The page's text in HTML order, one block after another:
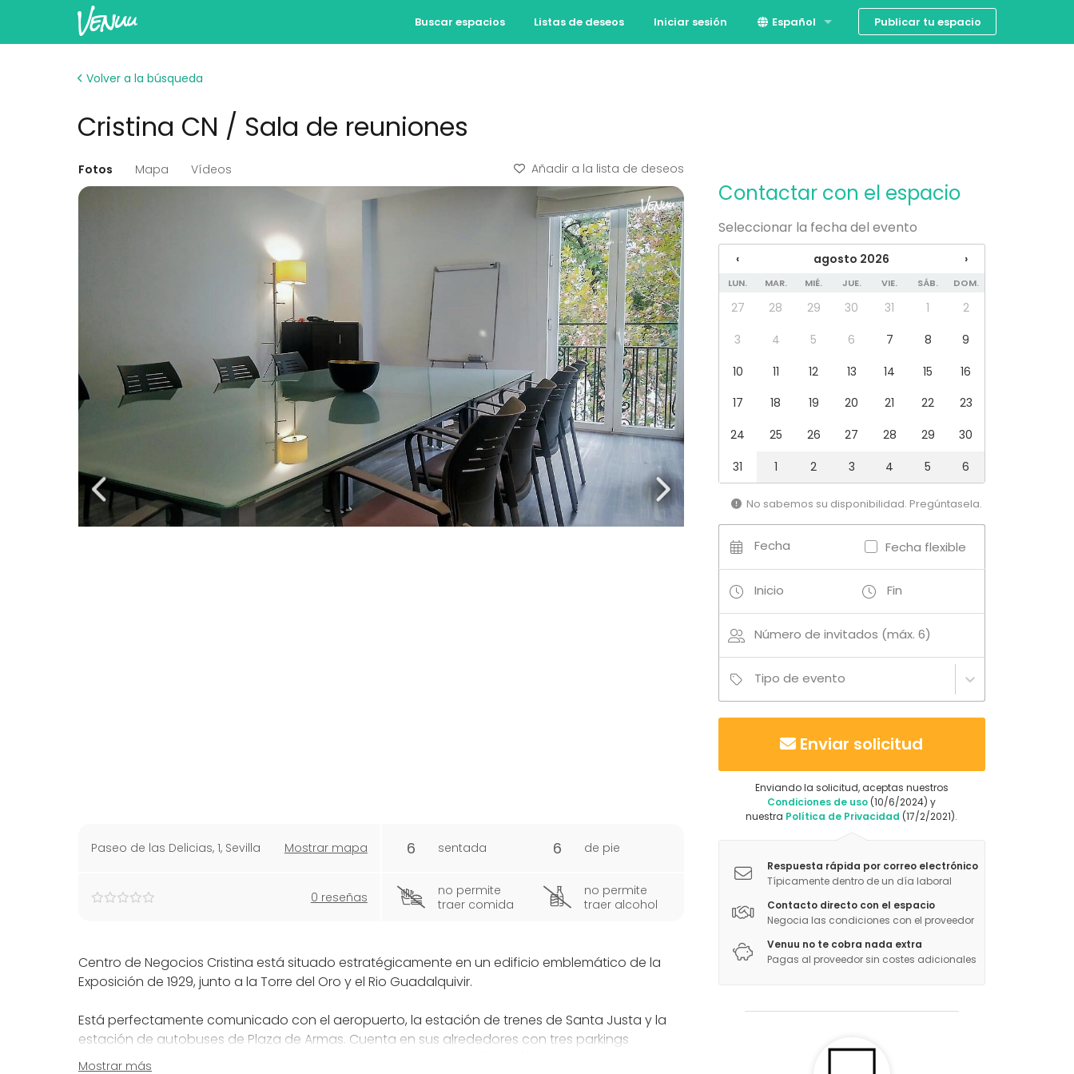
Buscar espacios Listas de deseos Iniciar sesión Español Publicar tu espacio
Volver a la búsqueda
Cristina CN / Sala de reuniones
Fotos Mapa Vídeos Añadir a la lista de deseos
Paseo de las Delicias, 1, Sevilla Mostrar mapa
0 reseñas
6 sentada 6 de pie
no permite
traer comida
no permite
traer alcohol
Centro de Negocios Cristina está situado estratégicamente en un edificio emblemático de la
Exposición de 1929, junto a la Torre del Oro y el Rio Guadalquivir.
Está perfectamente comunicado con el aeropuerto, la estación de trenes de Santa Justa y la
estación de autobuses de Plaza de Armas. Cuenta en sus alrededores con tres parkings
públicos, un parking gratuito para motos, parada de taxi, metro (línea 1), tranvía y parada de
Mostrar más
Contactar con el espacio
Seleccionar la fecha del evento
‹ agosto 2026 ›
LUN. MAR. MIÉ. JUE. VIE. SÁB. DOM.
27 28 29 30 31 1
2
3
4 5 6 7 8
9
10
11 12 13 14 15
16
17
18 19 20 21 22
23
24
25 26 27 28 29
30
31
1 2 3 4 5 6
No sabemos su disponibilidad. Pregúntasela.
Fecha Fecha flexible
Inicio Fin
Número de invitados (máx. 6)
Tipo de evento
Enviar solicitud
Enviando la solicitud, aceptas nuestros
Condiciones de uso (10/6/2024) y
nuestra Política de Privacidad (17/2/2021).
Respuesta rápida por correo electrónico
Típicamente dentro de un día laboral
Contacto directo con el espacio
Negocia las condiciones con el proveedor
Venuu no te cobra nada extra
Pagas al proveedor sin costes adicionales